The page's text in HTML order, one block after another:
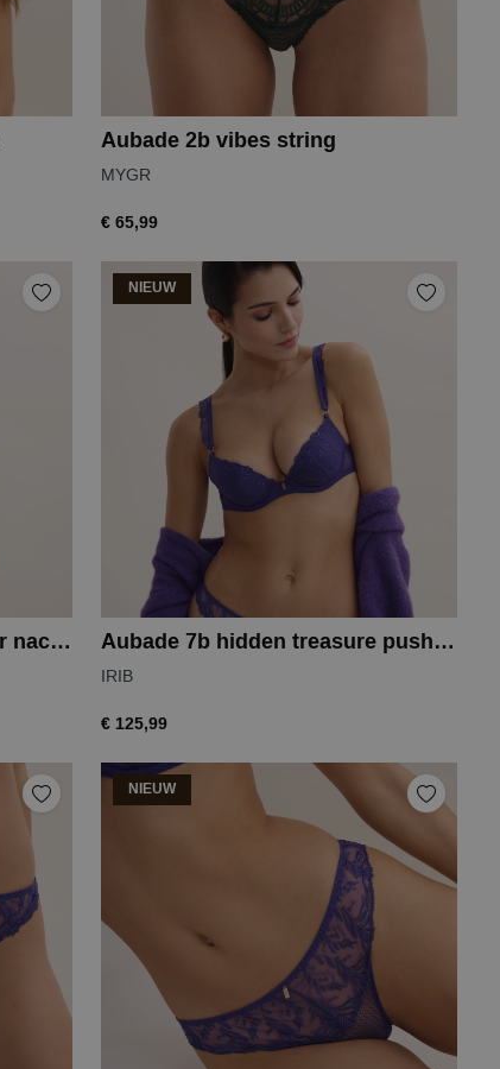
Aubade 2b vibes string
MYGR
€ 65,99
Aubade 2s midnight whisper nachthemd
NIEUW
Aubade 7b hidden treasure push up
IRIB
€ 125,99
NIEUW